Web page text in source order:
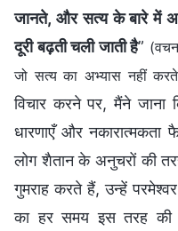
जानते, और सत्य के बारे में
दूरी बढ़ती चली जाती है”
जो सत्य का अभ्यास नहीं
विचार करने पर, मैंने जाना
धारणाएँ और
लोग शैतान के अनुचरों की
गुमराह करते हैं, उन्हें
का हर समय इस तरह की